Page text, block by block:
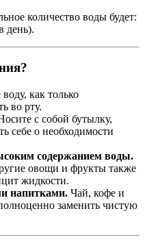
количество воды будет:
день).
как только
во рту.
с собой бутылку,
себе о необходимости
содержанием воды.
овощи и фрукты также
жидкости.
напитками. Чай, кофе и
заменить чистую